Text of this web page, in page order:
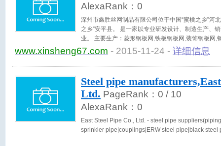
AlexaRank： 0
深州市鑫胜丝网制品有限公司位于中国“蜜桃之乡”河
之乡”安平县。 是一家以专业研发设计、制造生产、
业。 主要生产：菱形钢板网,铁板钢板网,装饰钢板网,
www.xinsheng67.com - 2015-11-24 - 详细信息
Steel pipe
Ltd. PageRank： 0 / 10
AlexaRank： 0
East Steel Pipe Co., Ltd. - steel pipe
sprinkler pipe|couplings|ERW steel pipe|black steel